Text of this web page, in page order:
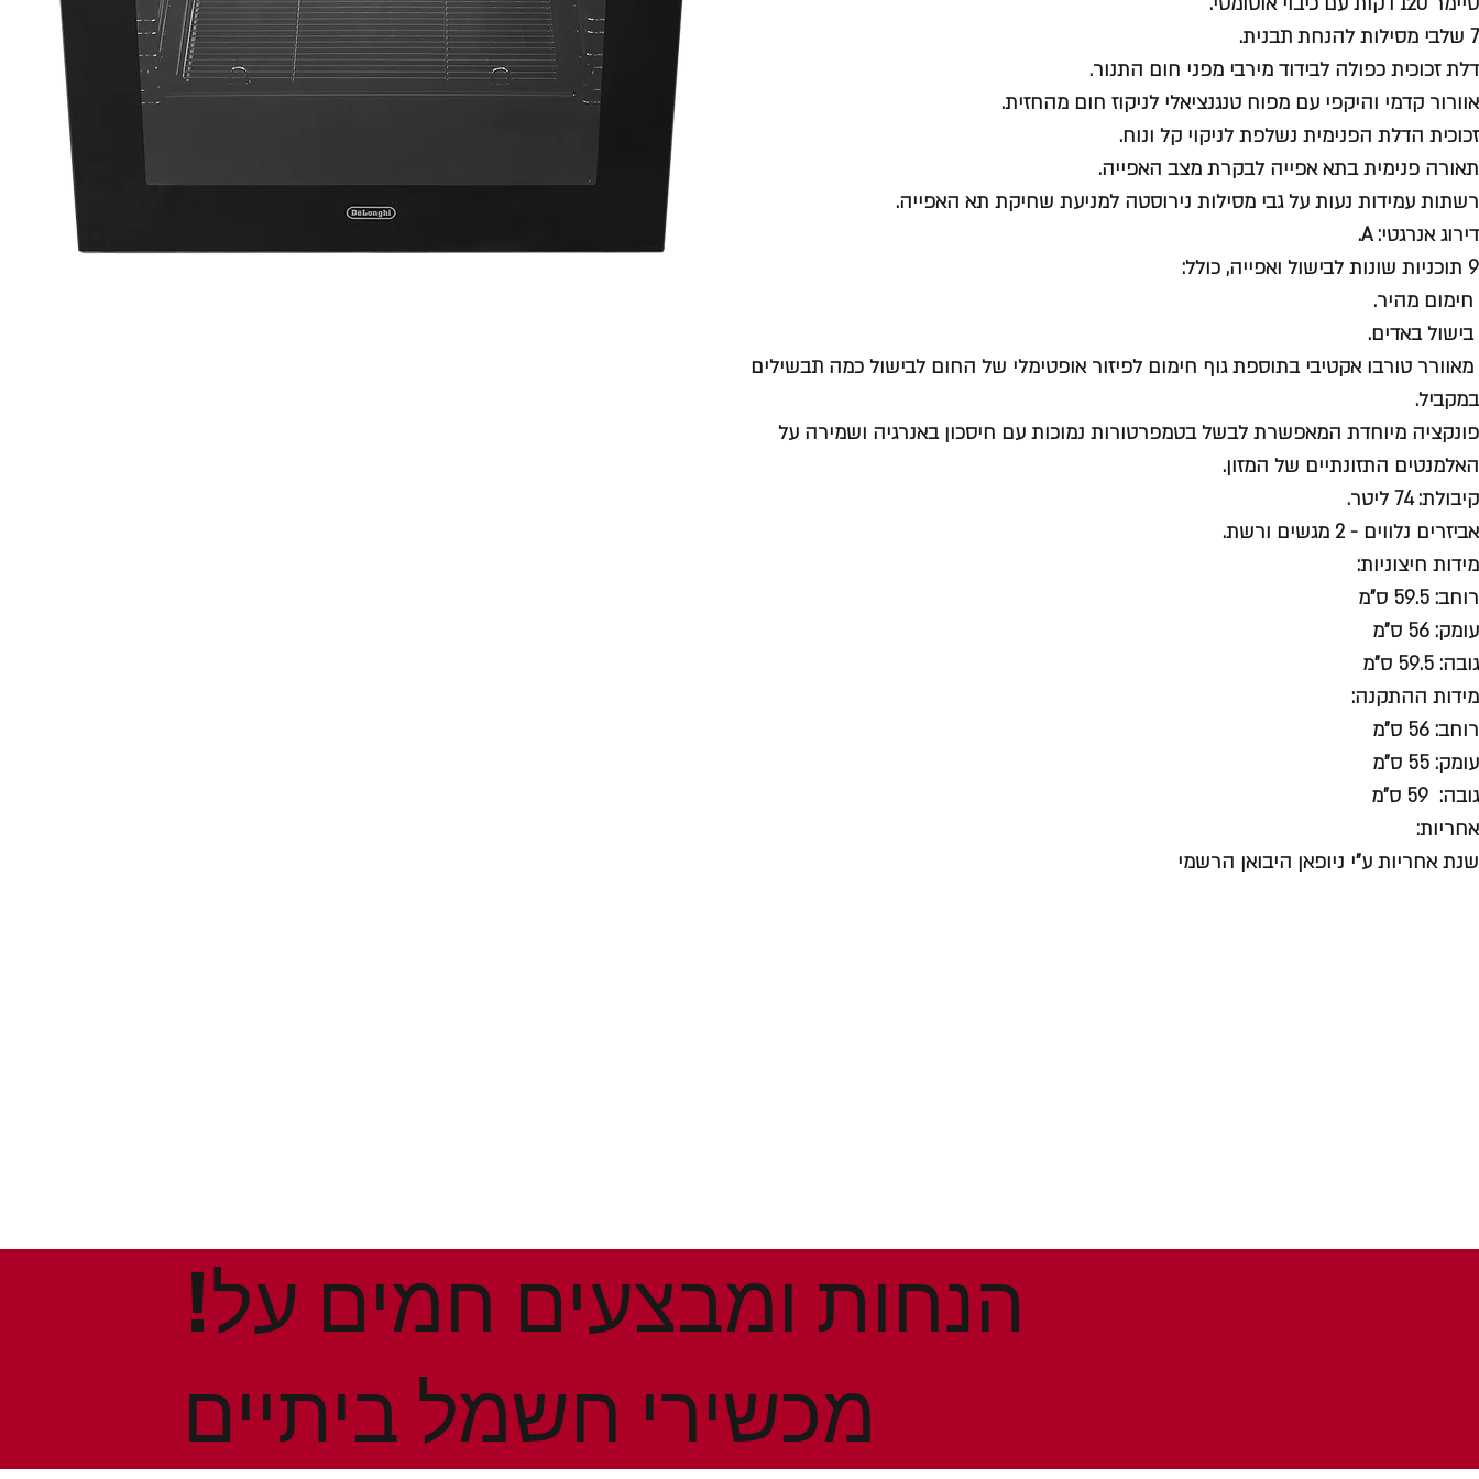
7 שלבי מסילות להנחת תבנית.
דלת זכוכית כפולה לבידוד מירבי מפני חום התנור.
אוורור קדמי והיקפי עם מפוח טנגנציאלי לניקוז חום מהחזית.
זכוכית הדלת הפנימית נשלפת לניקוי קל ונוח.
תאורה פנימית בתא אפייה לבקרת מצב האפייה.
רשתות עמידות נעות על גבי מסילות נירוסטה למניעת שחיקת תא האפייה.
דירוג אנרגטי: A.
9 תוכניות שונות לבישול ואפייה, כולל:
חימום מהיר.
בישול באדים.
מאוורר טורבו אקטיבי בתוספת גוף חימום לפיזור אופטימלי של החום לבישול כמה תבשילים
במקביל.
פונקציה מיוחדת המאפשרת לבשל בטמפרטורות נמוכות עם חיסכון באנרגיה ושמירה על
האלמנטים התזונתיים של המזון.
קיבולת: 74 ליטר.
אביזרים נלווים - 2 מגשים ורשת.
מידות חיצוניות:
רוחב: 59.5 ס"מ
עומק: 56 ס"מ
גובה: 59.5 ס"מ
מידות ההתקנה:
רוחב: 56 ס"מ
עומק: 55 ס"מ
גובה: 59 ס"מ
אחריות:
שנת אחריות ע"י ניופאן היבואן הרשמי
!הנחות ומבצעים חמים על
מכשירי חשמל ביתיים